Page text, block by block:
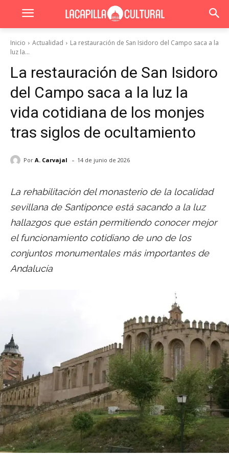
Inicio Actualidad
La restauración de San Isidoro del Campo saca a la
luz la...
La restauración de San Isidoro
del Campo saca a la luz la
vida cotidiana de los monjes
tras siglos de ocultamiento
Por A. Carvajal - 14 de junio de 2026
La rehabilitación del monasterio de la localidad
sevillana de Santiponce está sacando a la luz
hallazgos que están permitiendo conocer mejor
el funcionamiento cotidiano de uno de los
conjuntos monumentales más importantes de
Andalucía